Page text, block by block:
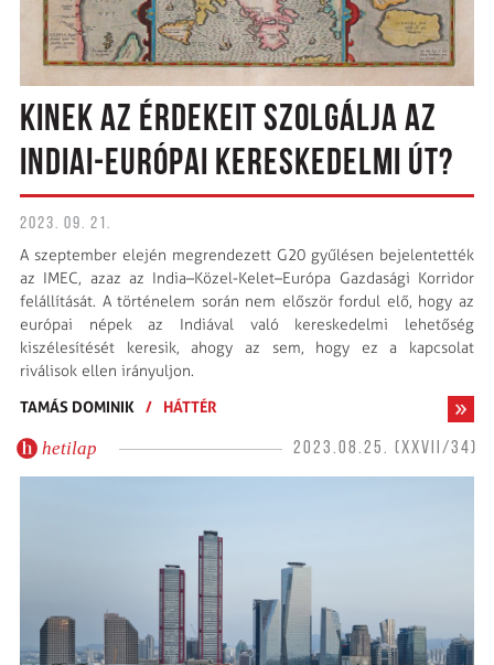
KINEK AZ ÉRDEKEIT SZOLGÁLJA AZ
INDIAI-EURÓPAI KERESKEDELMI ÚT?
2023. 09. 21.
A szeptember elején megrendezett G20 gyűlésen bejelentették
az IMEC, azaz az India–Közel-Kelet–Európa Gazdasági Korridor
felállítását. A történelem során nem először fordul elő, hogy az
európai népek az Indiával való kereskedelmi lehetőség
kiszélesítését keresik, ahogy az sem, hogy ez a kapcsolat
riválisok ellen irányuljon.
TAMÁS DOMINIK
/ HÁTTÉR
hetilap 2023.08.25. (XXVII/34)